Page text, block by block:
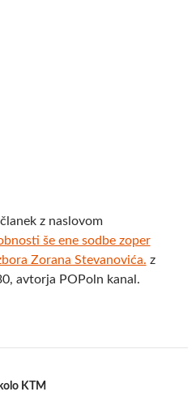
z naslovom
še ene sodbe zoper
Zorana Stevanovića. z
avtorja POPoln kanal.
KTM